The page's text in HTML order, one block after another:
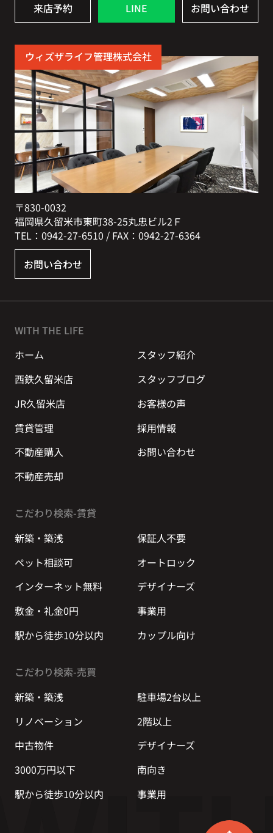
来店予約 LINE お問い合わせ
ウィズザライフ管理株式会社
〒830-0032
福岡県久留米市東町38-25丸忠ビル2Ｆ
TEL：0942-27-6510 / FAX：0942-27-6364
お問い合わせ
WITH THE LIFE
ホーム
スタッフ紹介
西鉄久留米店
スタッフブログ
JR久留米店
お客様の声
賃貸管理
採用情報
不動産購入
お問い合わせ
不動産売却
こだわり検索-賃貸
新築・築浅
保証人不要
ペット相談可
オートロック
インターネット無料
デザイナーズ
敷金・礼金0円
事業用
駅から徒歩10分以内
カップル向け
こだわり検索-売買
新築・築浅
駐車場2台以上
リノベーション
2階以上
中古物件
デザイナーズ
3000万円以下
南向き
駅から徒歩10分以内
事業用